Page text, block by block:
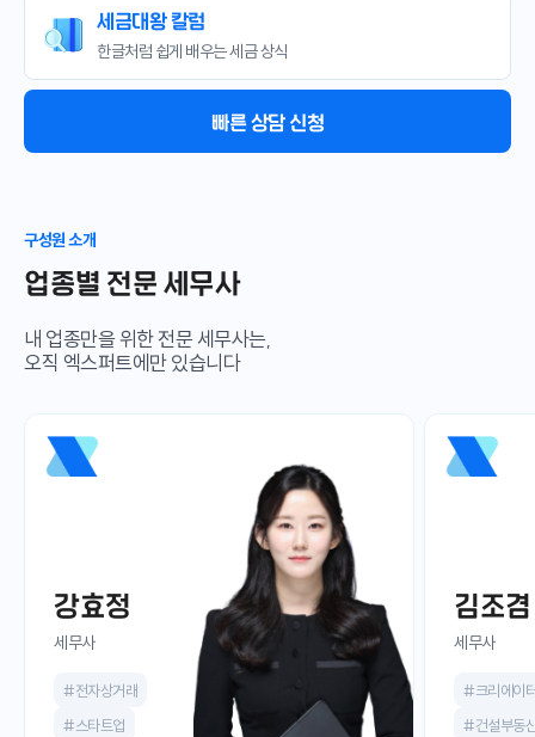
세금대왕 칼럼
한글처럼 쉽게 배우는세금 상식
빠른 상담 신청
구성원 소개
업종별 전문 세무사
내 업종만을 위한 전문 세무사는,
오직 엑스퍼트에만 있습니다
강효정
세무사
#전자상거래
#스타트업
김조겸
세무사
#크리에이
#건설부동